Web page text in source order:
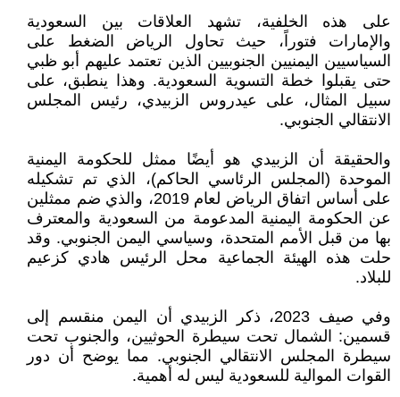
على هذه الخلفية، تشهد العلاقات بين السعودية
والإمارات فتوراً، حيث تحاول الرياض الضغط على
السياسيين اليمنيين الجنوبيين الذين تعتمد عليهم أبو ظبي
حتى يقبلوا خطة التسوية السعودية. وهذا ينطبق، على
سبيل المثال، على عيدروس الزبيدي، رئيس المجلس
الانتقالي الجنوبي.
والحقيقة أن الزبيدي هو أيضًا ممثل للحكومة اليمنية
الموحدة (المجلس الرئاسي الحاكم)، الذي تم تشكيله
على أساس اتفاق الرياض لعام 2019، والذي ضم ممثلين
عن الحكومة اليمنية المدعومة من السعودية والمعترف
بها من قبل الأمم المتحدة، وسياسي اليمن الجنوبي. وقد
حلت هذه الهيئة الجماعية محل الرئيس هادي كزعيم
للبلاد.
وفي صيف 2023، ذكر الزبيدي أن اليمن منقسم إلى
قسمين: الشمال تحت سيطرة الحوثيين، والجنوب تحت
سيطرة المجلس الانتقالي الجنوبي. مما يوضح أن دور
القوات الموالية للسعودية ليس له أهمية.